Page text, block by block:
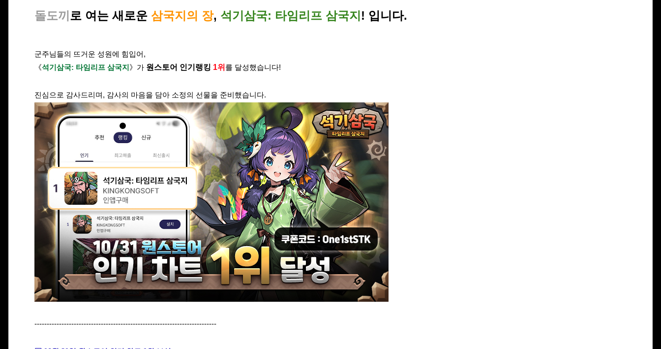
돌도끼 로 여는 새로운 삼국지의 장, 석기삼국: 타임리프 삼국지 ! 입니다.
군주님들의 뜨거운 성원에 힘입어,
《석기삼국: 타임리프 삼국지》가 원스토어 인기랭킹 1위 를 달성했습니다!
진심으로 감사드리며, 감사의 마음을 담아 소정의 선물을 준비했습니다.
--------------------------------------------------------------------------​​